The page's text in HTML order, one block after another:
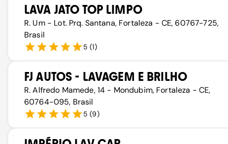
LAVA JATO TOP LIMPO
R. Um - Lot. Prq. Santana, Fortaleza - CE, 60767-725,
Brasil
5 (1)
FJ AUTOS - LAVAGEM E BRILHO
R. Alfredo Mamede, 14 - Mondubim, Fortaleza - CE,
60764-095, Brasil
5 (9)